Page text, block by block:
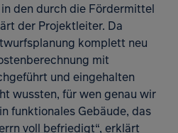
den durch die Fördermittel
der Projektleiter. Da
komplett neu
mit
und eingehalten
wussten, für wen genau wir
funktionales Gebäude, das
voll befriedigt“, erklärt